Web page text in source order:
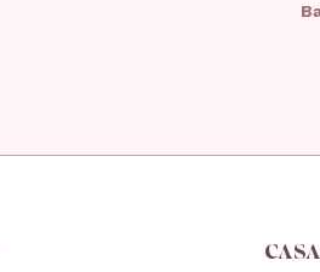
CASA